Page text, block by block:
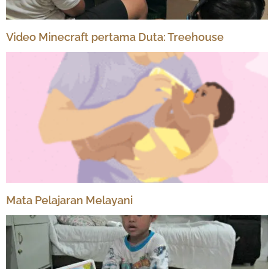
Video Minecraft pertama Duta: Treehouse
Mata Pelajaran Melayani